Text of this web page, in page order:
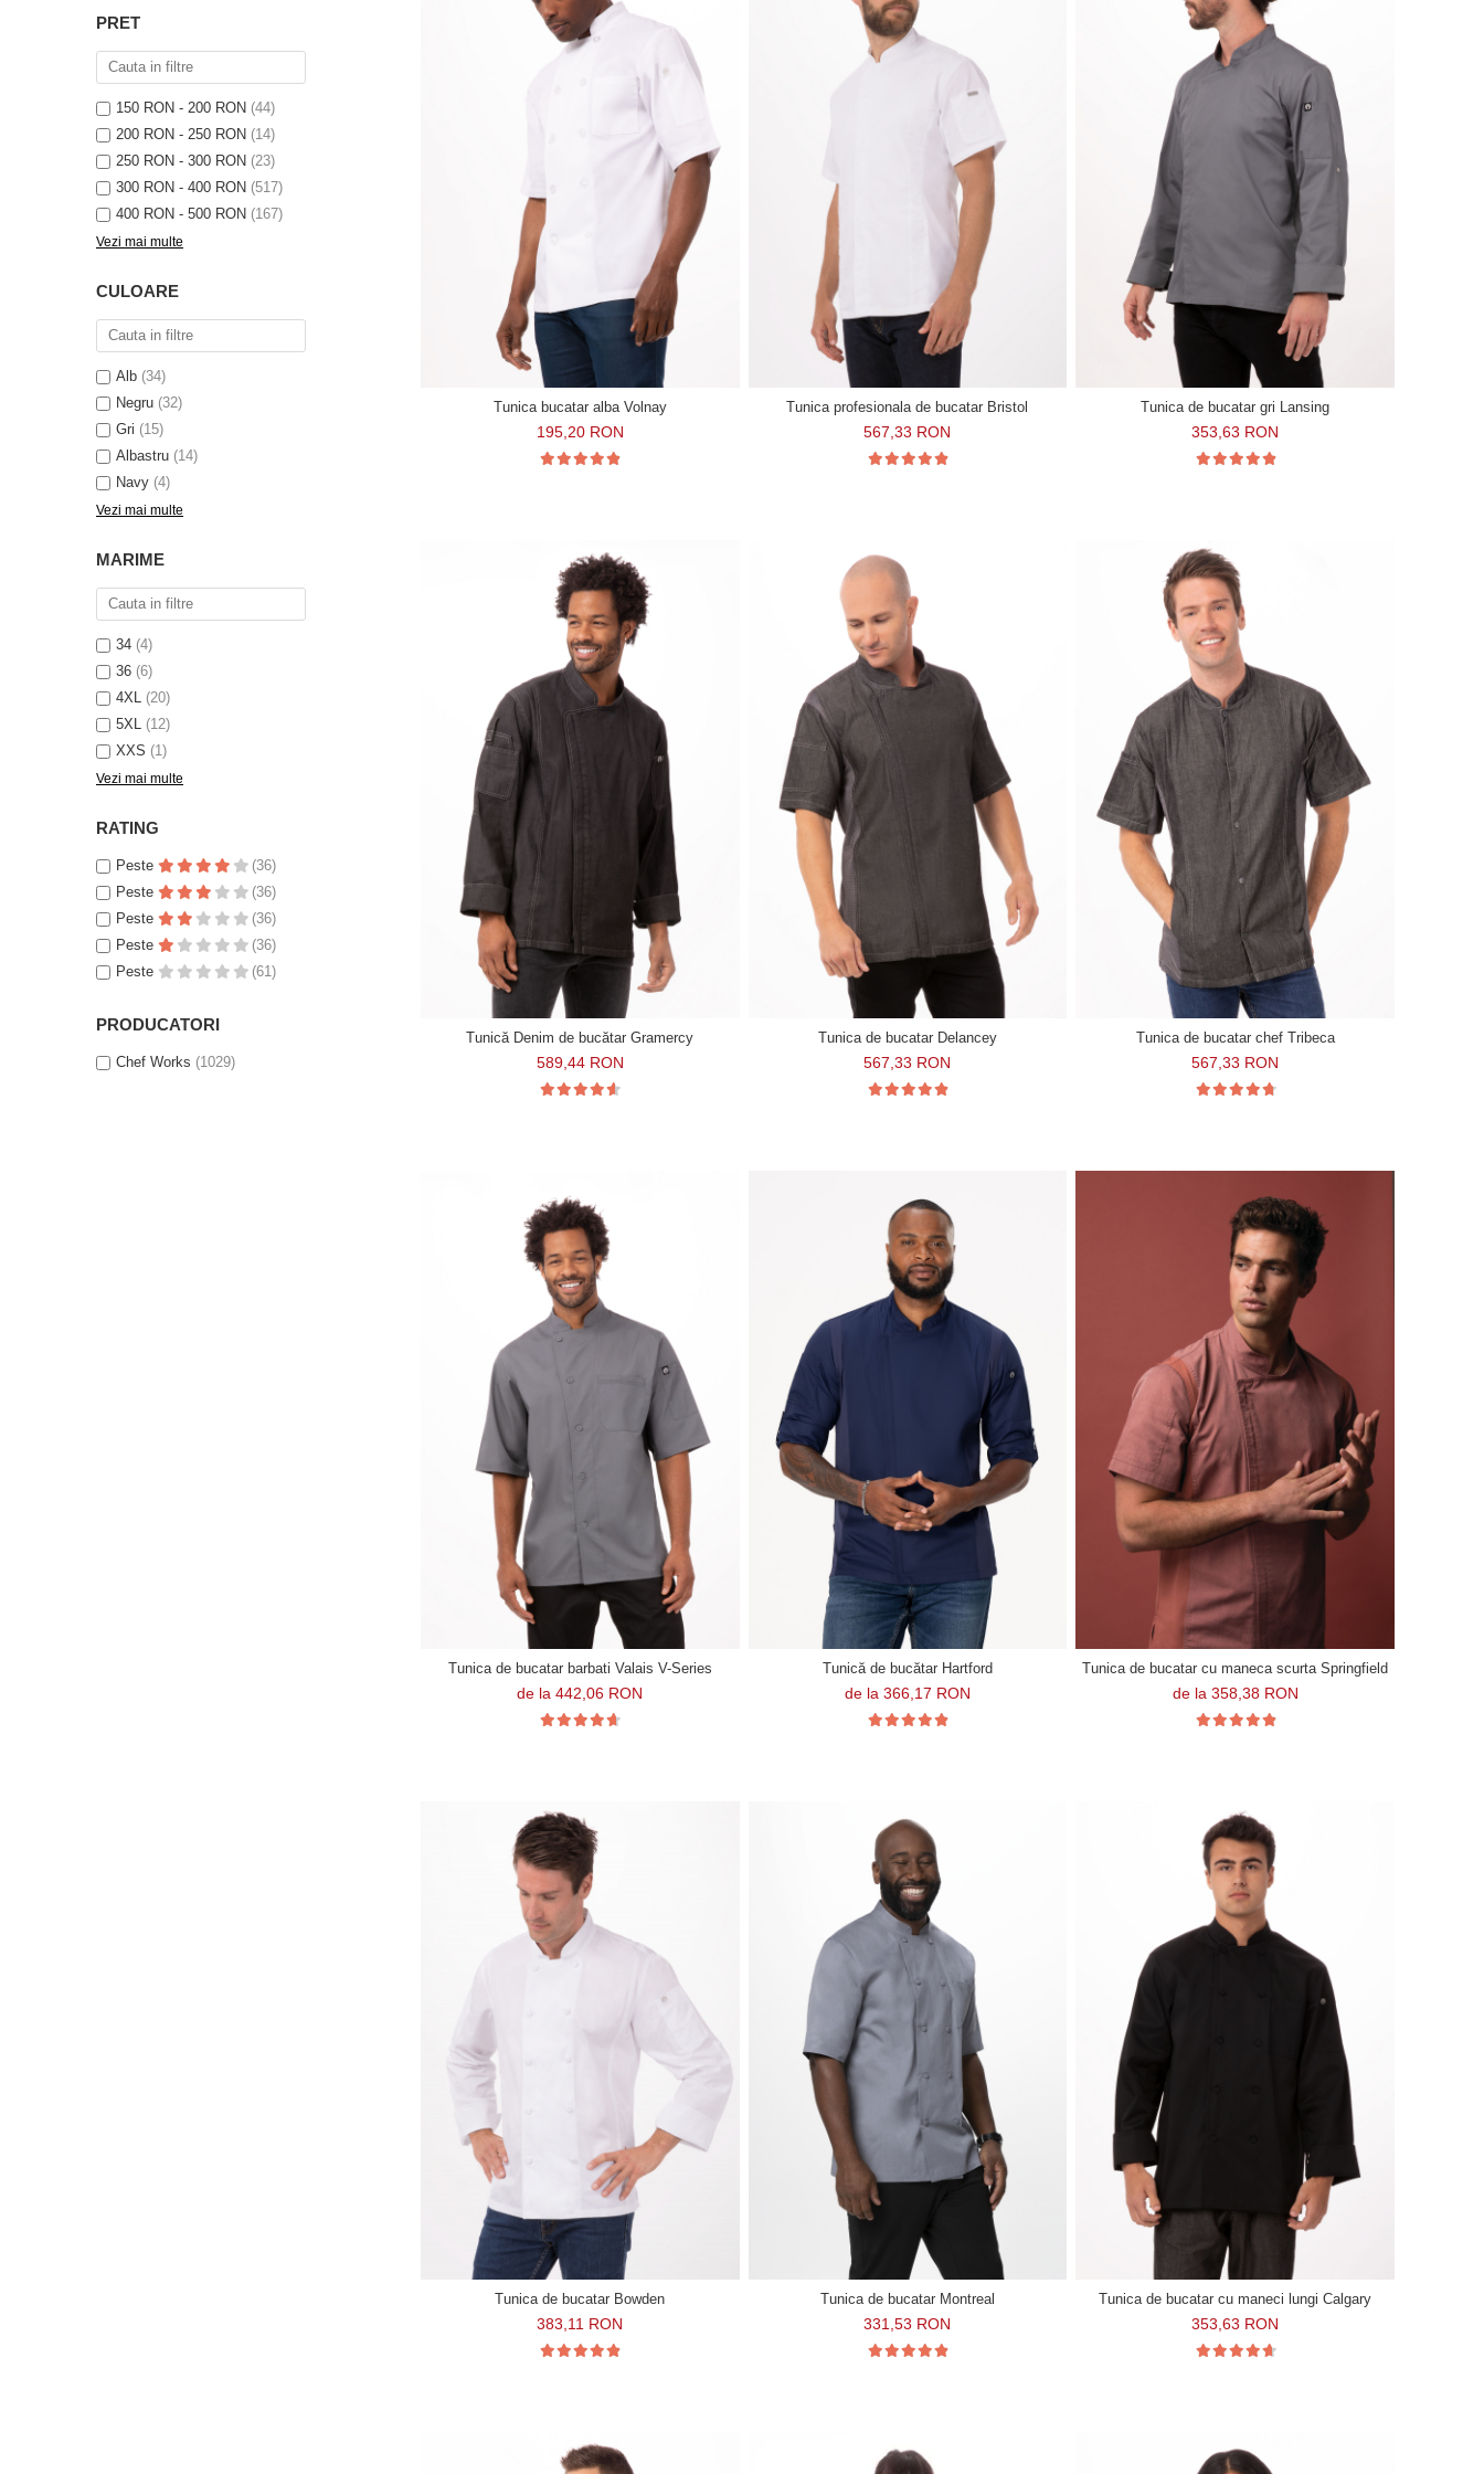
PRET
150 RON - 200 RON (44)
200 RON - 250 RON (14)
250 RON - 300 RON (23)
300 RON - 400 RON (517)
400 RON - 500 RON (167)
Vezi mai multe
CULOARE
Alb (34)
Negru (32)
Gri (15)
Albastru (14)
Navy (4)
Vezi mai multe
MARIME
34 (4)
36 (6)
4XL (20)
5XL (12)
XXS (1)
Vezi mai multe
RATING
Peste
(36)
Peste
(36)
Peste
(36)
Peste
(36)
Peste
(61)
PRODUCATORI
Chef Works (1029)
Tunica bucatar alba Volnay
195,20 RON
Tunica profesionala de bucatar Bristol
567,33 RON
Tunica de bucatar gri Lansing
353,63 RON
Tunică Denim de bucătar Gramercy
589,44 RON
Tunica de bucatar Delancey
567,33 RON
Tunica de bucatar chef Tribeca
567,33 RON
Tunica de bucatar barbati Valais V-Series
de la 442,06 RON
Tunică de bucătar Hartford
de la 366,17 RON
Tunica de bucatar cu maneca scurta Springfield
de la 358,38 RON
Tunica de bucatar Bowden
383,11 RON
Tunica de bucatar Montreal
331,53 RON
Tunica de bucatar cu maneci lungi Calgary
353,63 RON